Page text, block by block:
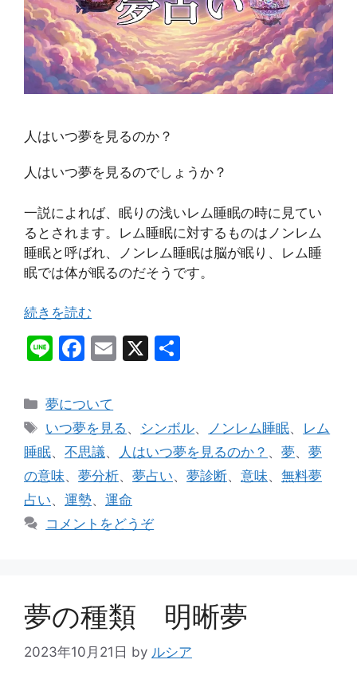
人はいつ夢を見るのか？
人はいつ夢を見るのでしょうか？
一説によれば、眠りの浅いレム睡眠の時に見てい
るとされます。レム睡眠に対するものはノンレム
睡眠と呼ばれ、ノンレム睡眠は脳が眠り、レム睡
眠では体が眠るのだそうです。
続きを読む
Li
e
F
c
e
b
o
o
k
E
l
X
カ
テ
リ
ー
夢について
タ
グ
いつ夢を見る 、 シンボル、 ノンレム睡眠、 レム
睡眠、 不思議、 人はいつ夢を見るのか？ 、 夢、 夢
の意味、 夢分析、 夢占い、 夢診断、 意味、 無料夢
占い、 運勢、 運命
コメントをどうぞ
夢の種類 明晰夢
2023年10月21日 by ルシア